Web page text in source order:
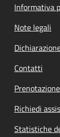
Informativa
Note legali
Contatti
Richiedi
Statistiche